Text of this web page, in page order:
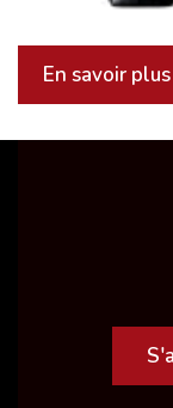
En savoir plus